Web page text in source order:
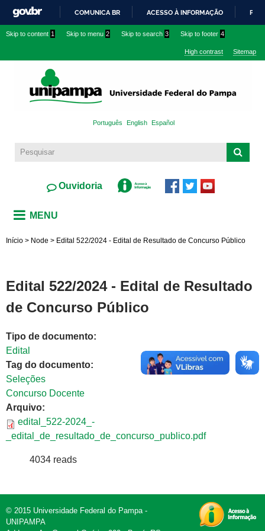
content
IR
O
COMUNICA BR ACESSO À INFORMAÇÃO
Skip to content 1 Skip to menu 2 Skip to search 3 Skip to footer 4
High contrast Sitemap
Português English Español
Ouvidoria
MENU
Início > Node > Edital 522/2024 - Edital de Resultado de Concurso Público
Edital 522/2024 - Edital de Resultado
de Concurso Público
Tipo de documento:
Edital
Tag do documento:
Seleções
Concurso Docente
Arquivo:
edital_522-2024_-
_edital_de_resultado_de_concurso_publico.pdf
4034 reads
© 2015 Universidade Federal do Pampa -
UNIPAMPA